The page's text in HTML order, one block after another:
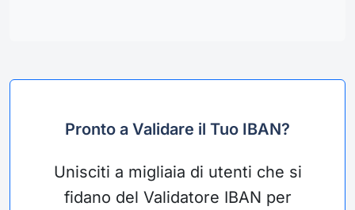
Pronto a Validare il Tuo IBAN?
Unisciti a migliaia di utenti che si
fidano del Validatore IBAN per